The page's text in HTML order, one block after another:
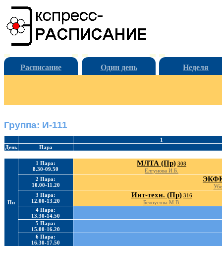
Расписание Один день Неделя
Группа: И-111
1
День
Пара
Пн
1 Пара:
8.30-09.50
МЛТА (Пр) 308
Елтунова И.Б.
2 Пара:
10.00-11.20
3 Пара:
12.00-13.20
Инт-техн. (Пр) 316
Белоусова М.В.
4 Пара:
13.30-14.50
5 Пара:
15.00-16.20
6 Пара:
16.30-17.50